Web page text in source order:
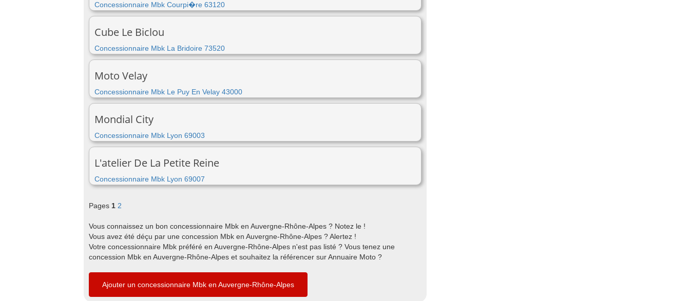
Concessionnaire Mbk Courpi�re 63120
Cube Le Biclou
Concessionnaire Mbk La Bridoire 73520
Moto Velay
Concessionnaire Mbk Le Puy En Velay 43000
Mondial City
Concessionnaire Mbk Lyon 69003
L'atelier De La Petite Reine
Concessionnaire Mbk Lyon 69007
Pages 1 2
Vous connaissez un bon concessionnaire Mbk en Auvergne-Rhône-Alpes ? Notez le !
Vous avez été déçu par une concession Mbk en Auvergne-Rhône-Alpes ? Alertez !
Votre concessionnaire Mbk préféré en Auvergne-Rhône-Alpes n'est pas listé ? Vous tenez une
concession Mbk en Auvergne-Rhône-Alpes et souhaitez la référencer sur Annuaire Moto ?
Ajouter un concessionnaire Mbk en Auvergne-Rhône-Alpes